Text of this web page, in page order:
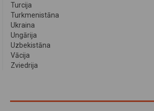
Turcija
Turkmenistāna
Ukraina
Ungārija
Uzbekistāna
Vācija
Zviedrija